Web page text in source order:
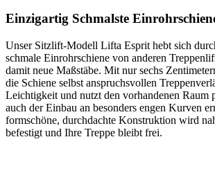
Einzigartig Schmalste
Unser Sitzlift-Modell Lifta Esprit hebt sich
schmale Einrohrschiene von anderen
damit neue Maßstäbe. Mit nur sechs
die Schiene selbst anspruchsvollen
Leichtigkeit und nutzt den vorhandenen Raum
auch der Einbau an besonders engen Kurven
formschöne, durchdachte Konstruktion wird
befestigt und Ihre Treppe bleibt frei.